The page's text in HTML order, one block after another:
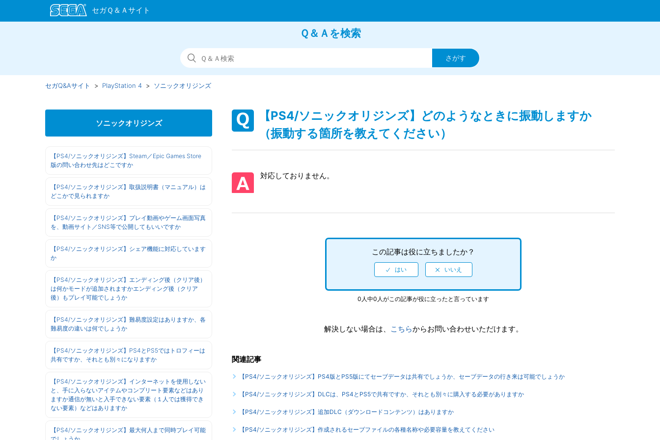
Ｑ＆Ａを検索
セガQ&Aサイト PlayStation 4 ソニックオリジンズ
ソニックオリジンズ
【PS4/ソニックオリジンズ】Steam／Epic Games Store
版の問い合わせ先はどこですか
【PS4/ソニックオリジンズ】取扱説明書（マニュアル）は
どこかで見られますか
【PS4/ソニックオリジンズ】プレイ動画やゲーム画面写真
を、動画サイト／SNS等で公開してもいいですか
【PS4/ソニックオリジンズ】シェア機能に対応しています
か
【PS4/ソニックオリジンズ】エンディング後（クリア後）
は何かモードが追加されますかエンディング後（クリア
後）もプレイ可能でしょうか
【PS4/ソニックオリジンズ】難易度設定はありますか、各
難易度の違いは何でしょうか
【PS4/ソニックオリジンズ】PS4とPS5ではトロフィーは
共有ですか、それとも別々になりますか
【PS4/ソニックオリジンズ】インターネットを使用しない
と、手に入らないアイテムやコンプリート要素などはあり
ますか通信が無いと入手できない要素（１人では獲得でき
ない要素）などはありますか
【PS4/ソニックオリジンズ】最大何人まで同時プレイ可能
【PS4/ソニックオリジンズ】どのようなときに振動しますか
（振動する箇所を教えてください）
対応しておりません。
この記事は役に立ちましたか？
0人中0人がこの記事が役に立ったと言っています
解決しない場合は、 こちらからお問い合わせいただけます。
関連記事
【PS4/ソニックオリジンズ】PS4版とPS5版にてセーブデータは共有でしょうか、セーブデータの行き来は可能でしょうか
【PS4/ソニックオリジンズ】DLCは、PS4とPS5で共有ですか、それとも別々に購入する必要がありますか
【PS4/ソニックオリジンズ】追加DLC（ダウンロードコンテンツ）はありますか
【PS4/ソニックオリジンズ】作成されるセーブファイルの各種名称や必要容量を教えてください